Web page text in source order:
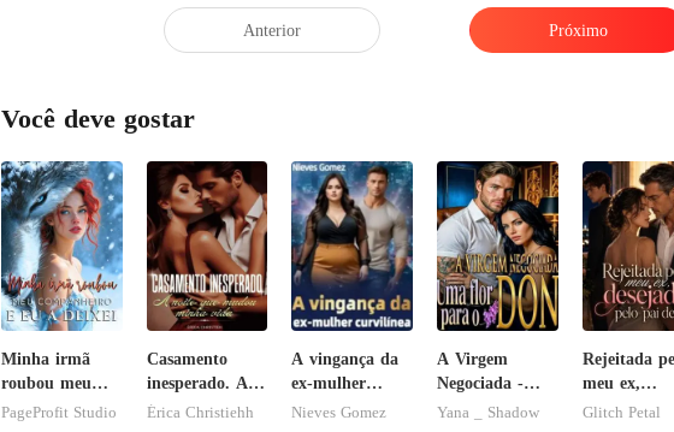
Anterior Próximo
Você deve gostar
Minha irmã
roubou meu
companheiro e
PageProfit Studio
Casamento
inesperado. A
noite que
Érica Christiehh
A vingança da
ex-mulher
curvilínea
Nieves Gomez
A Virgem
Negociada -
Uma flor para
Yana _ Shadow
Rejeitada
meu ex,
desejada pelo
Glitch Petal